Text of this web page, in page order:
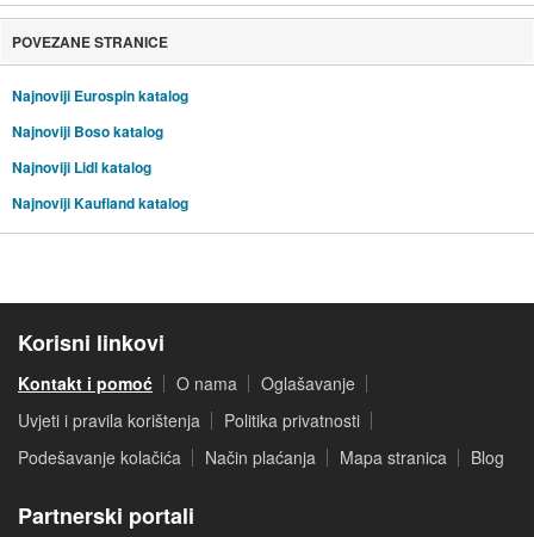
POVEZANE STRANICE
Najnoviji Eurospin katalog
Najnoviji Boso katalog
Najnoviji Lidl katalog
Najnoviji Kaufland katalog
Korisni linkovi
Kontakt i pomoć O nama
Oglašavanje
Uvjeti i pravila korištenja
Politika privatnosti
Podešavanje kolačića
Način plaćanja Mapa stranica Blog
Partnerski portali